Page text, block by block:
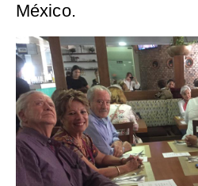
México.